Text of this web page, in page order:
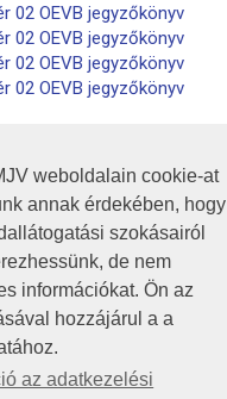
weboldalain cookie-at
annak érdekében, hogy
szokásairól
de nem
információkat. Ön az
hozzájárul a a
az adatkezelési
02 OEVB jegyzőkönyv
02 OEVB jegyzőkönyv
02 OEVB jegyzőkönyv
02 OEVB jegyzőkönyv
I ÁLLAPOTA